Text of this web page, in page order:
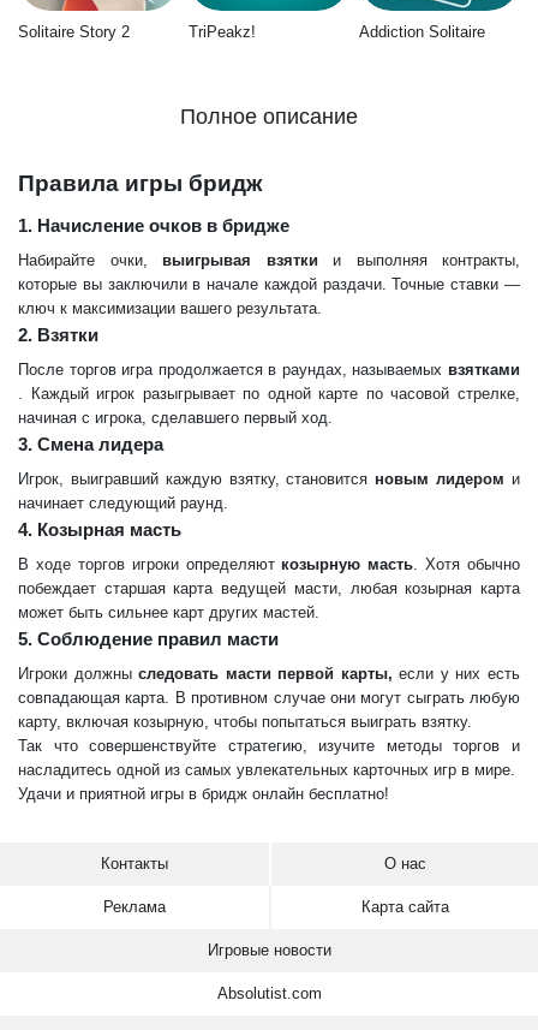
Solitaire Story 2 TriPeakz! Addiction Solitaire
Полное описание
Правила игры бридж
1. Начисление очков в бридже
Набирайте очки, выигрывая взятки и выполняя контракты,
которые вы заключили в начале каждой раздачи. Точные ставки —
ключ к максимизации вашего результата.
2. Взятки
После торгов игра продолжается в раундах, называемых взятками
. Каждый игрок разыгрывает по одной карте по часовой стрелке,
начиная с игрока, сделавшего первый ход.
3. Смена лидера
Игрок, выигравший каждую взятку, становится новым лидером и
начинает следующий раунд.
4. Козырная масть
В ходе торгов игроки определяют козырную масть. Хотя обычно
побеждает старшая карта ведущей масти, любая козырная карта
может быть сильнее карт других мастей.
5. Соблюдение правил масти
Игроки должныследовать масти первой карты, если у них есть
совпадающая карта. В противном случае они могут сыграть любую
карту, включая козырную, чтобы попытаться выиграть взятку.
Так что совершенствуйте стратегию, изучите методы торгов и
насладитесь одной из самых увлекательных карточных игр в мире.
Удачи и приятной игры в бридж онлайн бесплатно!
Контакты О нас
Реклама Карта сайта
Игровые новости
Absolutist.com